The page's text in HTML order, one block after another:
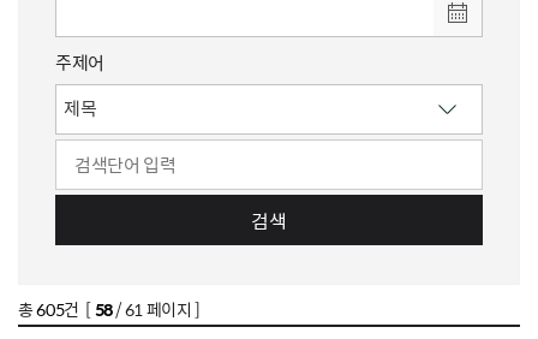
주제어
검색
총605건 [58/ 61 페이지 ]